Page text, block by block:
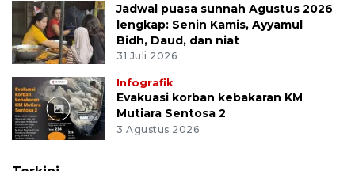
Jadwal puasa sunnah Agustus 2026
lengkap: Senin Kamis, Ayyamul
Bidh, Daud, dan niat
31 Juli 2026
Infografik
Evakuasi korban kebakaran KM
Mutiara Sentosa 2
3 Agustus 2026